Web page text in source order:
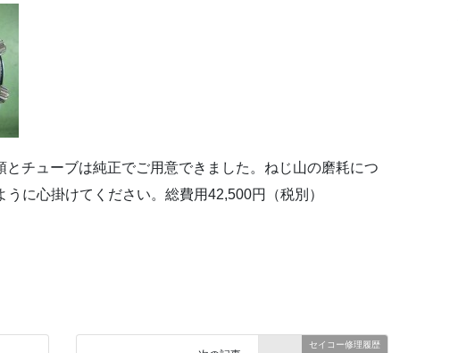
とチューブは純正でご用意できました。ねじ山の磨耗につ
に心掛けてください。総費用42,500円（税別）
セイコー修理履歴